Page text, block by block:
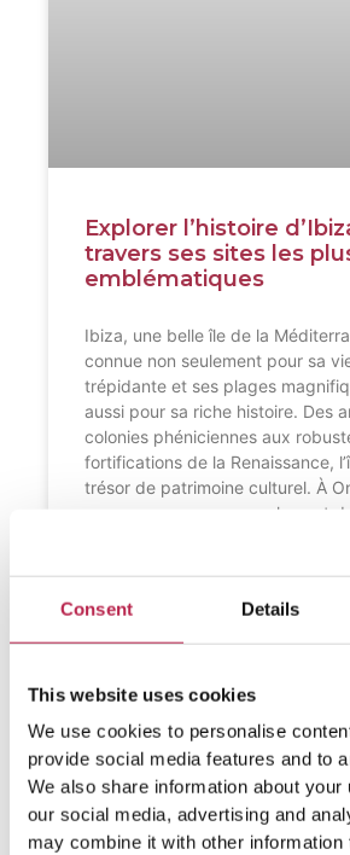
Consent Details
This website uses cookies
We use cookies to personalise
provide social media features and to
We also share information about
our social media, advertising and
may combine it with other information
Explorer l’histoire
travers ses sites les
emblématiques
Ibiza, une belle île de la
connue non seulement pour sa
trépidante et ses plages
aussi pour sa riche histoire. Des
colonies phéniciennes aux
fortifications de la Renaissance,
trésor de patrimoine culturel. À
nous proposons non seulement